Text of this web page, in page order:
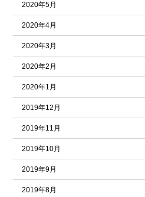
2020年5月
2020年4月
2020年3月
2020年2月
2020年1月
2019年12月
2019年11月
2019年10月
2019年9月
2019年8月